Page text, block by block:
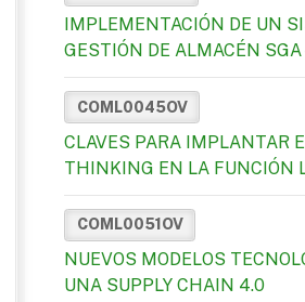
IMPLEMENTACIÓN DE UN
GESTIÓN DE ALMACÉN SGA
COML0045OV
CLAVES PARA IMPLANTAR
THINKING EN LA FUNCIÓN
COML0051OV
NUEVOS MODELOS
UNA SUPPLY CHAIN 4.0